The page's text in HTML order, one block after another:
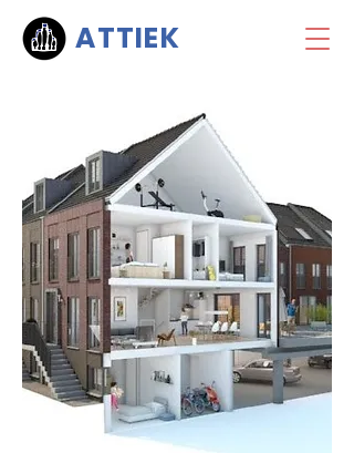
ATTIEK